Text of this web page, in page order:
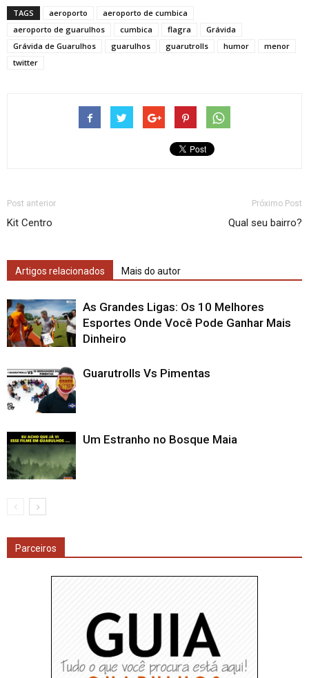
TAGS aeroporto
aeroporto de cumbica
aeroporto de guarulhos
cumbica flagra
Grávida
Grávida de Guarulhos
guarulhos guarutrolls humor
menor
twitter
Post anterior
Kit Centro
Próximo Post
Qual seu bairro?
Artigos relacionados Mais do autor
As Grandes Ligas: Os 10 Melhores
Esportes Onde Você Pode Ganhar Mais
Dinheiro
Guarutrolls Vs Pimentas
Um Estranho no Bosque Maia
Parceiros